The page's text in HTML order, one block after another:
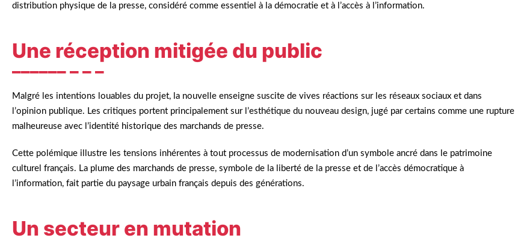
distribution physique de la presse, considéré comme essentiel à la démocratie et à l’accès à l’information.
Une réception mitigée du public
Malgré les intentions louables du projet, la nouvelle enseigne suscite de vives réactions sur les réseaux sociaux et dans
l’opinion publique. Les critiques portent principalement sur l’esthétique du nouveau design, jugé par certains comme une rupture
malheureuse avec l’identité historique des marchands de presse.
Cette polémique illustre les tensions inhérentes à tout processus de modernisation d’un symbole ancré dans le patrimoine
culturel français. La plume des marchands de presse, symbole de la liberté de la presse et de l’accès démocratique à
l’information, fait partie du paysage urbain français depuis des générations.
Un secteur en mutation